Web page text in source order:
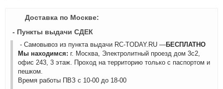
Доставка по Москве:
- Пункты выдачи СДЕК
- Самовывоз из пункта выдачи RC-TODAY.RU —БЕСПЛАТНО
Мы находимся: г. Москва, Электролитный проезд дом 3с2,
офис 243, 3 этаж. Проход на территорию только с паспортом и
пешком.
Время работы ПВЗ с 10-00 до 18-00